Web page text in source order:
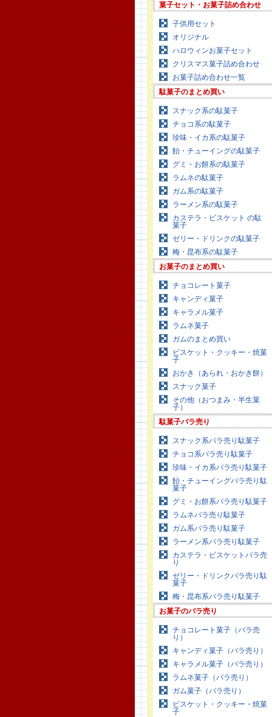
菓子セット・お菓子詰め合わせ
子供用セット
オリジナル
ハロウィンお菓子セット
クリスマス菓子詰め合わせ
お菓子詰め合わせ一覧
駄菓子のまとめ買い
スナック系の駄菓子
チョコ系の駄菓子
珍味・イカ系の駄菓子
飴・チューイングの駄菓子
グミ・お餅系の駄菓子
ラムネの駄菓子
ガム系の駄菓子
ラーメン系の駄菓子
カステラ・ビスケット の駄
菓子
ゼリー・ドリンクの駄菓子
梅・昆布系の駄菓子
お菓子のまとめ買い
チョコレート菓子
キャンディ菓子
キャラメル菓子
ラムネ菓子
ガムのまとめ買い
ビスケット・クッキー・焼菓
子
おかき（あられ・おかき餅）
スナック菓子
その他（おつまみ・半生菓
子）
駄菓子バラ売り
スナック系バラ売り駄菓子
チョコ系バラ売り駄菓子
珍味・イカ系バラ売り駄菓子
飴・チューイングバラ売り駄
菓子
グミ・お餅系バラ売り駄菓子
ラムネバラ売り駄菓子
ガム系バラ売り駄菓子
ラーメン系バラ売り駄菓子
カステラ・ビスケットバラ売
り
ゼリー・ドリンクバラ売り駄
菓子
梅・昆布系バラ売り駄菓子
お菓子のバラ売り
チョコレート菓子（バラ売
り）
キャンディ菓子（バラ売り）
キャラメル菓子（バラ売り）
ラムネ菓子（バラ売り）
ガム菓子（バラ売り）
ビスケット・クッキー・焼菓
子